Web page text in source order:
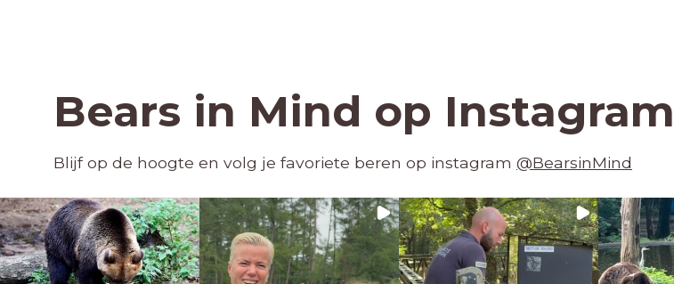
Bears in Mind op Instagram
Blijf op de hoogte en volg je favoriete beren op instagram @BearsinMind